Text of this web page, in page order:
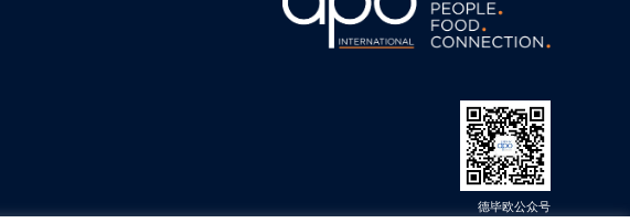
德毕欧公众号